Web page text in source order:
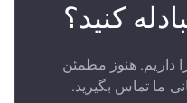
داریم. هنوز مطمئن
ما تماس بگیرید.